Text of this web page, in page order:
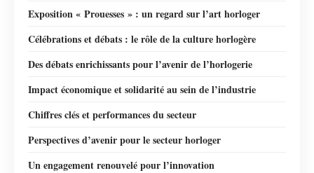
Exposition « Prouesses » : un regard sur l’art horloger
Célébrations et débats : le rôle de la culture horlogère
Des débats enrichissants pour l’avenir de l’horlogerie
Impact économique et solidarité au sein de l’industrie
Chiffres clés et performances du secteur
Perspectives d’avenir pour le secteur horloger
Un engagement renouvelé pour l’innovation